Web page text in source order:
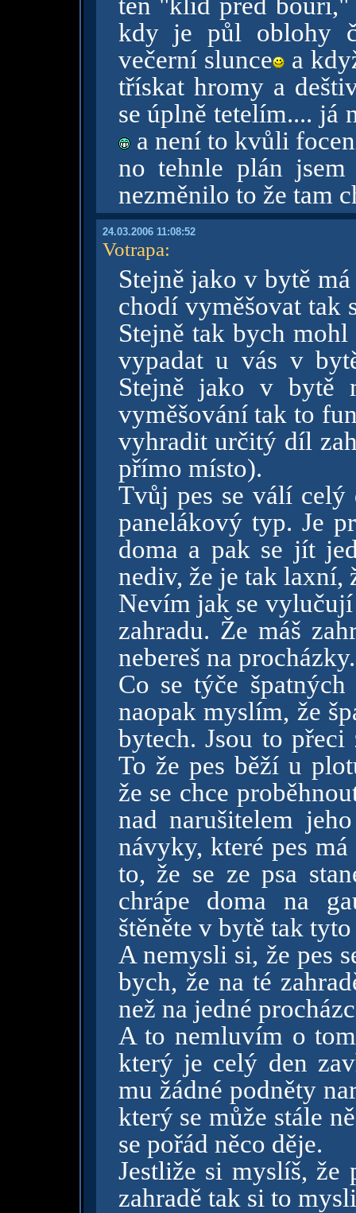
kdy je půl oblohy
večerní slunce a
třískat hromy a
se úplně tetelím.... já
a není to kvůli
no tehnle plán
nezměnilo to že tam
24.03.2006 11:08:52
Votrapa:
Stejně jako v bytě
chodí vyměšovat tak
Stejně tak bych
vypadat u vás v
Stejně jako v bytě
vyměšování tak to
vyhradit určitý díl
přímo místo).
Tvůj pes se válí celý
panelákový typ. Je
doma a pak se jít
nediv, že je tak laxní,
Nevím jak se vylučují
zahradu. Že máš
nebereš na procházky.
Co se týče
naopak myslím, že
bytech. Jsou to
To že pes běží u
že se chce
nad narušitelem
návyky, které pes
to, že se ze psa
chrápe doma na
štěněte v bytě tak
A nemysli si, že pes
bych, že na té
než na jedné
A to nemluvím o
který je celý den
mu žádné podněty
který se může stále
se pořád něco děje.
Jestliže si myslíš, že
zahradě tak si to